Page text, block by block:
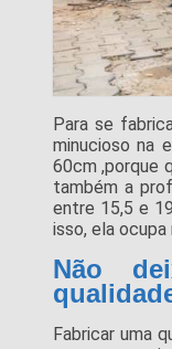
Para se
minucioso na
60cm ,porque
também a
entre 15,5 e
isso, ela
Não
Fabricar uma